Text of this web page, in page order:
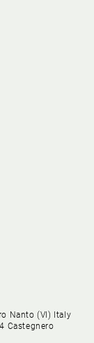
Nanto (VI) Italy
Castegnero